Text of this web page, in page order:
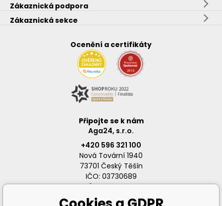
Zákaznická podpora
Zákaznická sekce
Ocenění a certifikáty
Připojte se k nám
Aga24, s.r.o.
+420 596 321 100
Nová Tovární 1940
73701 Český Těšín
IČO: 03730689
DIČ: CZ03730689